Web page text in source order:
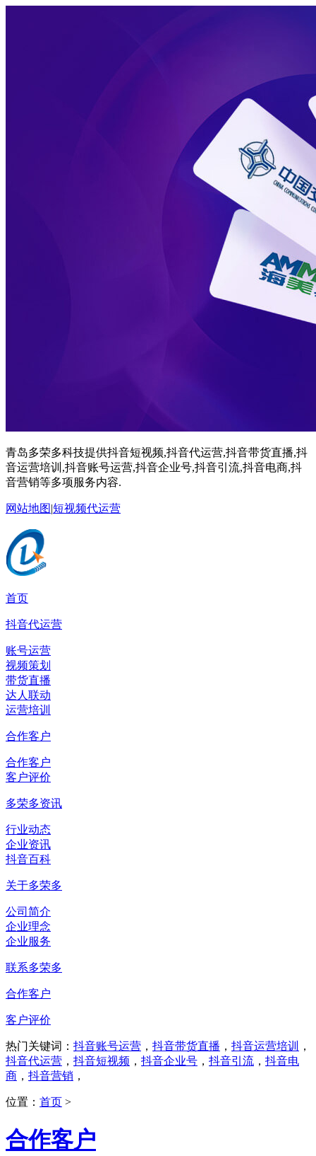
青岛多荣多科技提供抖音短视频,抖音代运营,抖音带货直播,抖
音运营培训,抖音账号运营,抖音企业号,抖音引流,抖音电商,抖
音营销等多项服务内容.
网站地图|短视频代运营
首页
抖音代运营
账号运营
视频策划
带货直播
达人联动
运营培训
合作客户
合作客户
客户评价
多荣多资讯
行业动态
企业资讯
抖音百科
关于多荣多
公司简介
企业理念
企业服务
联系多荣多
合作客户
客户评价
热门关键词： 抖音账号运营 ， 抖音带货直播 ， 抖音运营培训
，
抖音代运营 ， 抖音短视频 ， 抖音企业号 ， 抖音引流 ， 抖音电
商 ， 抖音营销 ，
位置： 首页 >
合作客户